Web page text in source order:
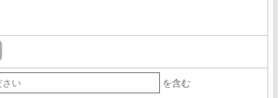
を含む